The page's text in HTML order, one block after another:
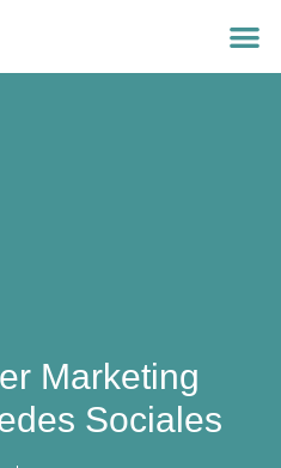
Marketing
Sociales